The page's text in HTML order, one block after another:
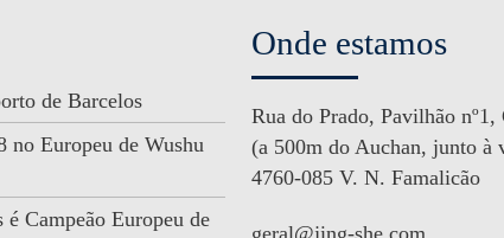
de Barcelos
no Europeu de Wushu
Campeão Europeu de
Onde estamos
Rua do Prado, Pavilhão nº1,
(a 500m do Auchan, junto à
4760-085 V. N. Famalicão